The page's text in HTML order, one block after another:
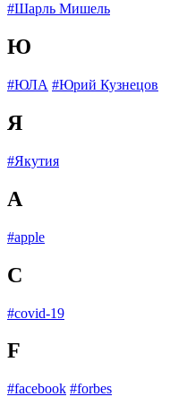
#Шарль Мишель
Ю
#ЮЛА #Юрий Кузнецов
Я
#Якутия
A
#apple
C
#covid-19
F
#facebook #forbes